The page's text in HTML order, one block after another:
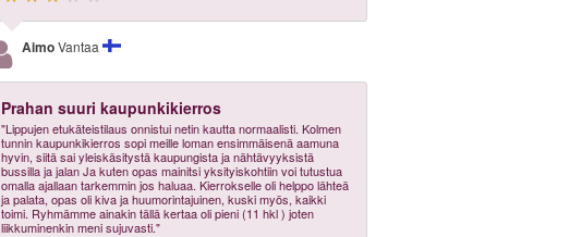
AimoVantaa
Prahan suuri kaupunkikierros
"Lippujen etukäteistilaus onnistui netin kautta normaalisti. Kolmen
tunnin kaupunkikierros sopi meille loman ensimmäisenä aamuna
hyvin, siitä sai yleiskäsitystä kaupungista ja nähtävyyksistä
bussilla ja jalan Ja kuten opas mainitsi yksityiskohtiin voi tutustua
omalla ajallaan tarkemmin jos haluaa. Kierrokselle oli helppo lähteä
ja palata, opas oli kiva ja huumorintajuinen, kuski myös, kaikki
toimi. Ryhmämme ainakin tällä kertaa oli pieni (11 hkl ) joten
liikkuminenkin meni sujuvasti."